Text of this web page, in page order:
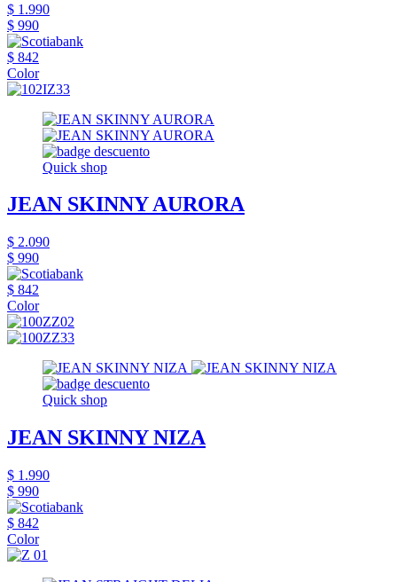
$ 1.990
$ 990
$ 842
Color
Quick shop
JEAN SKINNY AURORA
$ 2.090
$ 990
$ 842
Color
Quick shop
JEAN SKINNY NIZA
$ 1.990
$ 990
$ 842
Color